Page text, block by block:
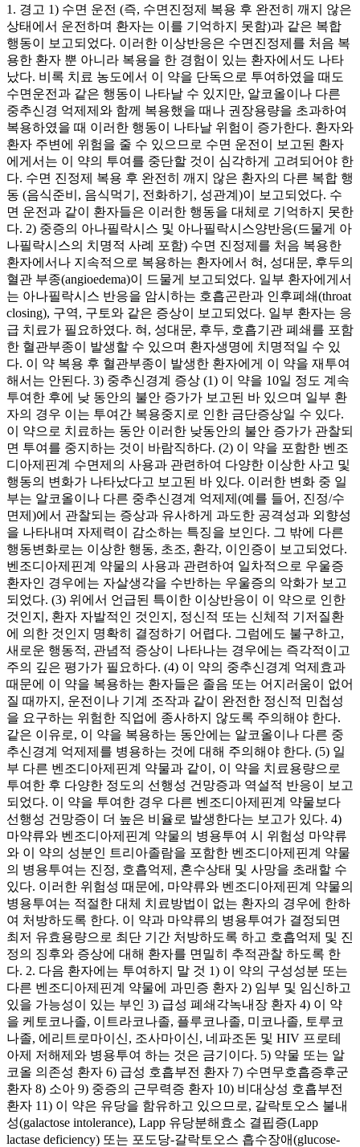
1. 경고 1) 수면 운전 (즉, 수면진정제 복용 후 완전히 깨지 않은
상태에서 운전하며 환자는 이를 기억하지 못함)과 같은 복합
행동이 보고되었다. 이러한 이상반응은 수면진정제를 처음 복
용한 환자 뿐 아니라 복용을 한 경험이 있는 환자에서도 나타
났다. 비록 치료 농도에서 이 약을 단독으로 투여하였을 때도
수면운전과 같은 행동이 나타날 수 있지만, 알코올이나 다른
중추신경 억제제와 함께 복용했을 때나 권장용량을 초과하여
복용하였을 때 이러한 행동이 나타날 위험이 증가한다. 환자와
환자 주변에 위험을 줄 수 있으므로 수면 운전이 보고된 환자
에게서는 이 약의 투여를 중단할 것이 심각하게 고려되어야 한
다. 수면 진정제 복용 후 완전히 깨지 않은 환자의 다른 복합 행
동 (음식준비, 음식먹기, 전화하기, 성관계)이 보고되었다. 수
면 운전과 같이 환자들은 이러한 행동을 대체로 기억하지 못한
다. 2) 중증의 아나필락시스 및 아나필락시스양반응(드물게 아
나필락시스의 치명적 사례 포함) 수면 진정제를 처음 복용한
환자에서나 지속적으로 복용하는 환자에서 혀, 성대문, 후두의
혈관 부종(angioedema)이 드물게 보고되었다. 일부 환자에게서
는 아나필락시스 반응을 암시하는 호흡곤란과 인후폐쇄(throat
closing), 구역, 구토와 같은 증상이 보고되었다. 일부 환자는 응
급 치료가 필요하였다. 혀, 성대문, 후두, 호흡기관 폐쇄를 포함
한 혈관부종이 발생할 수 있으며 환자생명에 치명적일 수 있
다. 이 약 복용 후 혈관부종이 발생한 환자에게 이 약을 재투여
해서는 안된다. 3) 중추신경계 증상 (1) 이 약을 10일 정도 계속
투여한 후에 낮 동안의 불안 증가가 보고된 바 있으며 일부 환
자의 경우 이는 투여간 복용중지로 인한 금단증상일 수 있다.
이 약으로 치료하는 동안 이러한 낮동안의 불안 증가가 관찰되
면 투여를 중지하는 것이 바람직하다. (2) 이 약을 포함한 벤조
디아제핀계 수면제의 사용과 관련하여 다양한 이상한 사고 및
행동의 변화가 나타났다고 보고된 바 있다. 이러한 변화 중 일
부는 알코올이나 다른 중추신경계 억제제(예를 들어, 진정/수
면제)에서 관찰되는 증상과 유사하게 과도한 공격성과 외향성
을 나타내며 자제력이 감소하는 특징을 보인다. 그 밖에 다른
행동변화로는 이상한 행동, 초조, 환각, 이인증이 보고되었다.
벤조디아제핀계 약물의 사용과 관련하여 일차적으로 우울증
환자인 경우에는 자살생각을 수반하는 우울증의 악화가 보고
되었다. (3) 위에서 언급된 특이한 이상반응이 이 약으로 인한
것인지, 환자 자발적인 것인지, 정신적 또는 신체적 기저질환
에 의한 것인지 명확히 결정하기 어렵다. 그럼에도 불구하고,
새로운 행동적, 관념적 증상이 나타나는 경우에는 즉각적이고
주의 깊은 평가가 필요하다. (4) 이 약의 중추신경계 억제효과
때문에 이 약을 복용하는 환자들은 졸음 또는 어지러움이 없어
질 때까지, 운전이나 기계 조작과 같이 완전한 정신적 민첩성
을 요구하는 위험한 직업에 종사하지 않도록 주의해야 한다.
같은 이유로, 이 약을 복용하는 동안에는 알코올이나 다른 중
추신경계 억제제를 병용하는 것에 대해 주의해야 한다. (5) 일
부 다른 벤조디아제핀계 약물과 같이, 이 약을 치료용량으로
투여한 후 다양한 정도의 선행성 건망증과 역설적 반응이 보고
되었다. 이 약을 투여한 경우 다른 벤조디아제핀계 약물보다
선행성 건망증이 더 높은 비율로 발생한다는 보고가 있다. 4)
마약류와 벤조디아제핀계 약물의 병용투여 시 위험성 마약류
와 이 약의 성분인 트리아졸람을 포함한 벤조디아제핀계 약물
의 병용투여는 진정, 호흡억제, 혼수상태 및 사망을 초래할 수
있다. 이러한 위험성 때문에, 마약류와 벤조디아제핀계 약물의
병용투여는 적절한 대체 치료방법이 없는 환자의 경우에 한하
여 처방하도록 한다. 이 약과 마약류의 병용투여가 결정되면
최저 유효용량으로 최단 기간 처방하도록 하고 호흡억제 및 진
정의 징후와 증상에 대해 환자를 면밀히 추적관찰 하도록 한
다. 2. 다음 환자에는 투여하지 말 것 1) 이 약의 구성성분 또는
다른 벤조디아제핀계 약물에 과민증 환자 2) 임부 및 임신하고
있을 가능성이 있는 부인 3) 급성 폐쇄각녹내장 환자 4) 이 약
을 케토코나졸, 이트라코나졸, 플루코나졸, 미코나졸, 토루코
나졸, 에리트로마이신, 조사마이신, 네파조돈 및 HIV 프로테
아제 저해제와 병용투여 하는 것은 금기이다. 5) 약물 또는 알
코올 의존성 환자 6) 급성 호흡부전 환자 7) 수면무호흡증후군
환자 8) 소아 9) 중증의 근무력증 환자 10) 비대상성 호흡부전
환자 11) 이 약은 유당을 함유하고 있으므로, 갈락토오스 불내
성(galactose intolerance), Lapp 유당분해효소 결핍증(Lapp
lactase deficiency) 또는 포도당-갈락토오스 흡수장애(glucose-